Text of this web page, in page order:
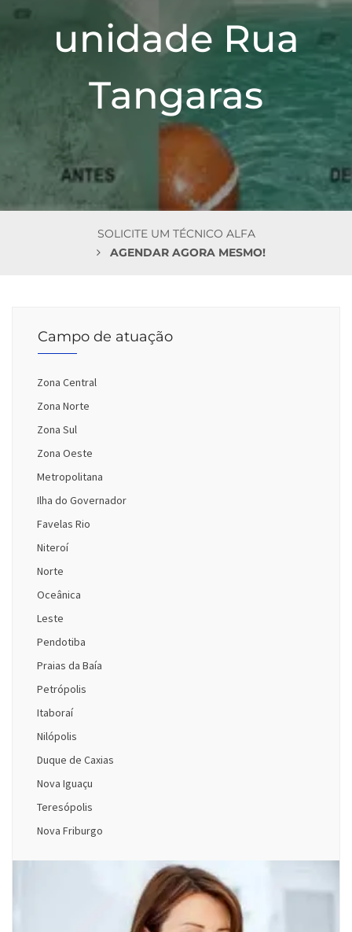
unidade Rua
Tangaras
SOLICITE UM TÉCNICO ALFA
AGENDAR AGORA MESMO!
Campo de atuação
Zona Central
Zona Norte
Zona Sul
Zona Oeste
Metropolitana
Ilha do Governador
Favelas Rio
Niteroí
Norte
Oceânica
Leste
Pendotiba
Praias da Baía
Petrópolis
Itaboraí
Nilópolis
Duque de Caxias
Nova Iguaçu
Teresópolis
Nova Friburgo